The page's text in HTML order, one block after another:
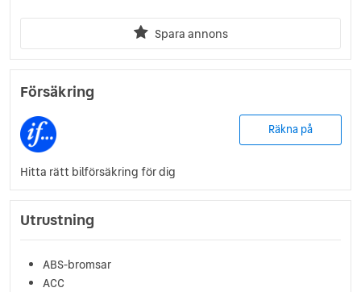
Spara annons
Försäkring
Räkna på
Hitta rätt bilförsäkring för dig
Utrustning
ABS-bromsar
ACC